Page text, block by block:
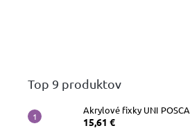
Top 9 produktov
Akrylové fixky UNI POSCA
15,61 €